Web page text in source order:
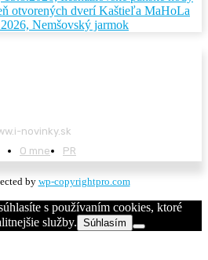
otvorených dverí Kaštieľa MaHoLa
Nemšovský jarmok
novinky.sk
O mne
PR
by wp-copyrightpro.com
s používaním cookies, ktoré
služby. Súhlasím